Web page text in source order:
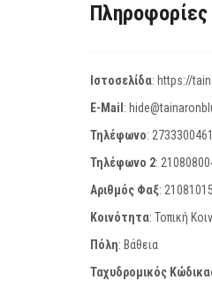
Πληροφορίες
Ιστοσελίδα: https://
E-Mail :
Τηλέφωνο: 2733300461
Τηλέφωνο 2:
Αριθμός Φαξ:
Κοινότητα: Τοπική
Πόλη: Βάθεια
Ταχυδρομικός